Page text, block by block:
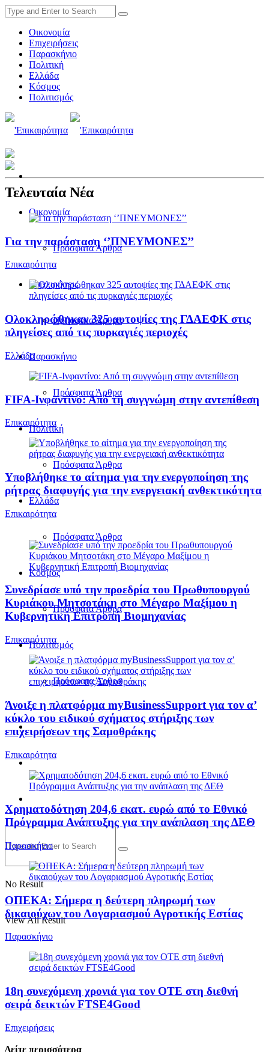
Οικονομία
Επιχειρήσεις
Παρασκήνιο
Πολιτική
Ελλάδα
Κόσμος
Πολιτισμός
Οικονομία
Πρόσφατα Άρθρα
Επιχειρήσεις
Πρόσφατα Άρθρα
Παρασκήνιο
Πρόσφατα Άρθρα
Πολιτική
Πρόσφατα Άρθρα
Ελλάδα
Πρόσφατα Άρθρα
Κόσμος
Πρόσφατα Άρθρα
Πολιτισμός
Πρόσφατα Άρθρα
No Result
View All Result
Τελευταία Νέα
Για την παράσταση ‘’ΠΝΕΥΜΟΝΕΣ’’
Επικαιρότητα
Ολοκληρώθηκαν 325 αυτοψίες της ΓΔΑΕΦΚ στις
πληγείσες από τις πυρκαγιές περιοχές
Ελλάδα
FIFA-Ινφαντίνο: Από τη συγγνώμη στην αντεπίθεση
Επικαιρότητα
Υποβλήθηκε το αίτημα για την ενεργοποίηση της
ρήτρας διαφυγής για την ενεργειακή ανθεκτικότητα
Επικαιρότητα
Συνεδρίασε υπό την προεδρία του Πρωθυπουργού
Κυριάκου Μητσοτάκη στο Μέγαρο Μαξίμου η
Κυβερνητική Επιτροπή Βιομηχανίας
Επικαιρότητα
Άνοιξε η πλατφόρμα myBusinessSupport για τον α’
κύκλο του ειδικού σχήματος στήριξης των
επιχειρήσεων της Σαμοθράκης
Επικαιρότητα
Χρηματοδότηση 204,6 εκατ. ευρώ από το Εθνικό
Πρόγραμμα Ανάπτυξης για την ανάπλαση της ΔΕΘ
Παρασκήνιο
ΟΠΕΚΑ: Σήμερα η δεύτερη πληρωμή των
δικαιούχων του Λογαριασμού Αγροτικής Εστίας
Παρασκήνιο
18η συνεχόμενη χρονιά για τον ΟΤΕ στη διεθνή
σειρά δεικτών FTSE4Good
Επιχειρήσεις
Δείτε περισσότερα